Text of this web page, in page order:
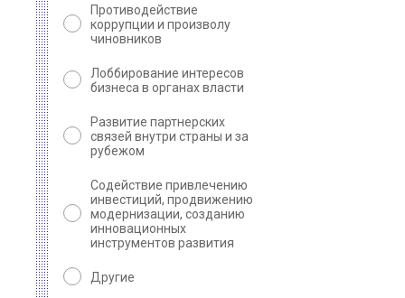
Противодействие
коррупции и произволу
чиновников
Лоббирование интересов
бизнеса в органах власти
Развитие партнерских
связей внутри страны и за
рубежом
Содействие привлечению
инвестиций, продвижению
модернизации, созданию
инновационных
инструментов развития
Другие